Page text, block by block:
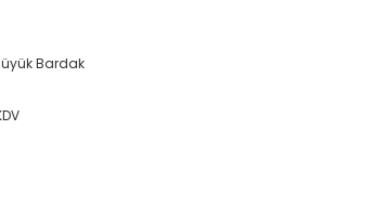
Bardak